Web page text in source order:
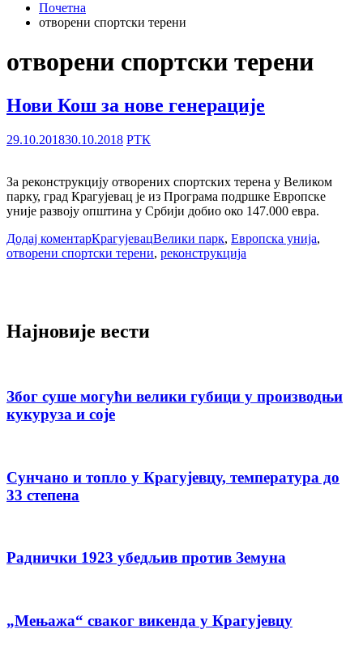
Почетна
отворени спортски терени
отворени спортски терени
Нови Кош за нове генерације
29.10.201830.10.2018 РТК
За реконструкцију отворених спортских терена у Великом
парку, град Крагујевац је из Програма подршке Европске
уније развоју општина у Србији добио око 147.000 евра.
Додај коментарКрагујевацВелики парк, Европска унија,
отворени спортски терени, реконструкција
Најновије вести
Због суше могући велики губици у производњи
кукуруза и соје
Сунчано и топло у Крагујевцу, температура до
33 степена
Раднички 1923 убедљив против Земуна
„Мењажа“ сваког викенда у Крагујевцу